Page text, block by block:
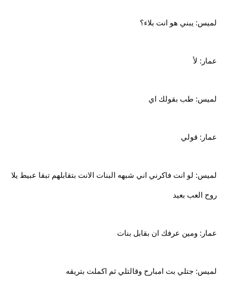
لميس: يبني هو انت بلاء؟
عمار: لأ
لميس: طب بقولك اي
عمار: قولي
لميس: لو انت فاكرني اني شبهه البنات الانت بتقابلهم تبقا عبيط يلا
روح العب بعيد
عمار: ومين عرفك ان بقابل بنات
لميس: جتلي بت امبارح وقالتلي ثم اكملت بتريقه